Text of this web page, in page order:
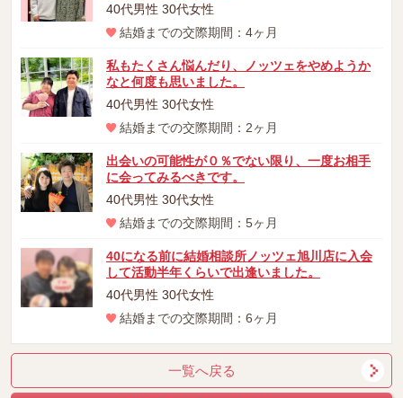
40代男性 30代女性
結婚までの交際期間：4ヶ月
私もたくさん悩んだり、ノッツェをやめようか
なと何度も思いました。
40代男性 30代女性
結婚までの交際期間：2ヶ月
出会いの可能性が０％でない限り、一度お相手
に会ってみるべきです。
40代男性 30代女性
結婚までの交際期間：5ヶ月
40になる前に結婚相談所ノッツェ旭川店に入会
して活動半年くらいで出逢いました。
40代男性 30代女性
結婚までの交際期間：6ヶ月
一覧へ戻る